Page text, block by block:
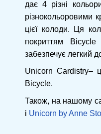
дає 4 різні
різнокольоровими
цієї колоди. Ця
покриттям
забезпечує легкий
Unicorn Cardistry–
Bicycle.
Також, на нашому
і Unicorn by Anne